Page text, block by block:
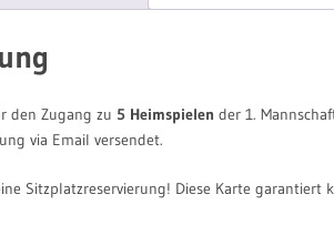
den Zugang zu 5 Heimspielen der 1.
via Email versendet.
Sitzplatzreservierung! Diese Karte garantiert